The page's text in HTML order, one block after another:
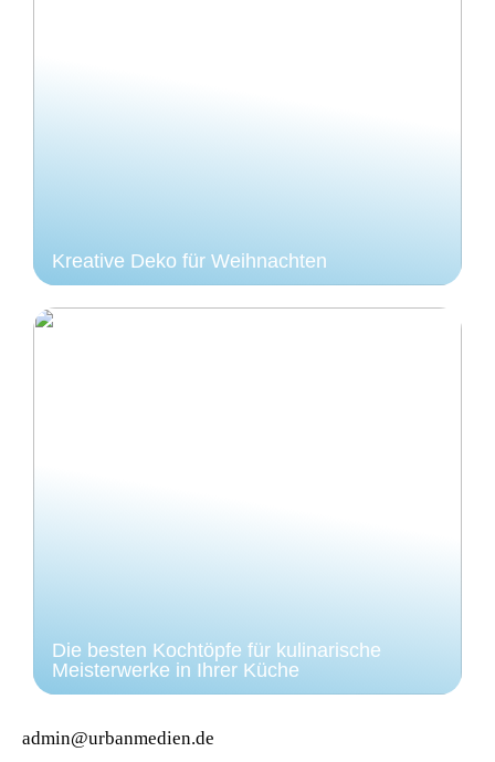
Kreative Deko für Weihnachten
Die besten Kochtöpfe für kulinarische
Meisterwerke in Ihrer Küche
admin@urbanmedien.de